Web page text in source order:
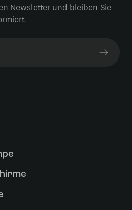
Newsletter und bleiben Sie